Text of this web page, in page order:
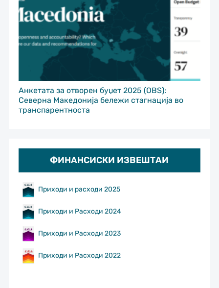
Анкетата за отворен буџет 2025 (OBS):
Северна Македонија бележи стагнација во
транспарентноста
ФИНАНСИСКИ ИЗВЕШТАИ
Приходи и расходи 2025
Приходи и Расходи 2024
Приходи и Расходи 2023
Приходи и Расходи 2022